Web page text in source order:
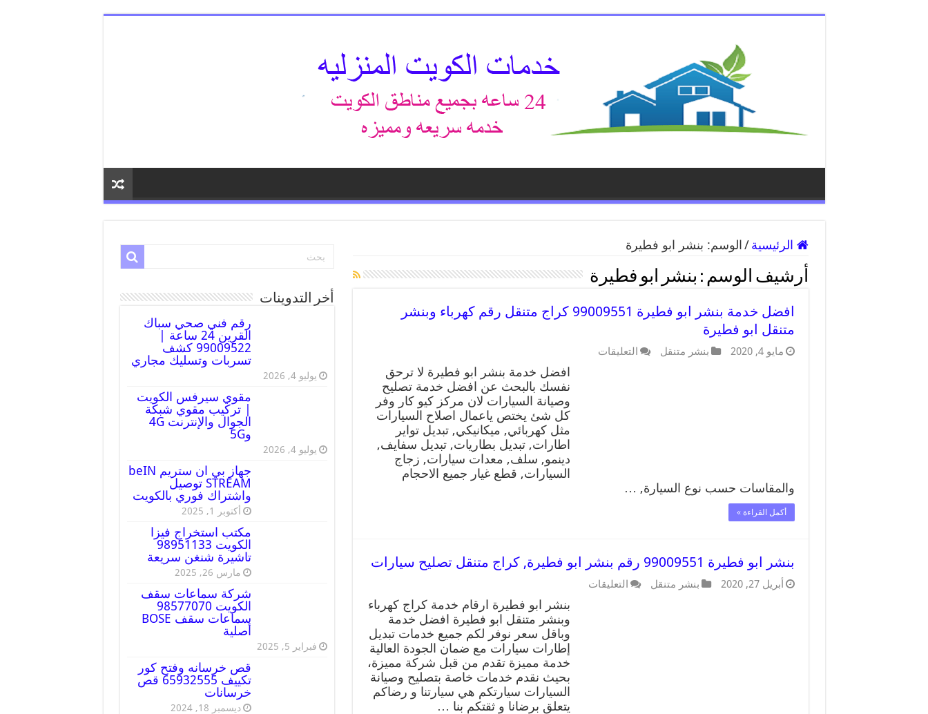
الرئيسية / الوسم: بنشر ابو فطيرة
أرشيف الوسم : بنشر ابو فطيرة
افضل خدمة بنشر ابو فطيرة 99009551 كراج متنقل رقم كهرباء وبنشر
متنقل ابو فطيرة
مايو 4, 2020 بنشر متنقل التعليقات
افضل خدمة بنشر ابو فطيرة لا ترحق
نفسك بالبحث عن افضل خدمة تصليح
وصيانة السيارات لان مركز كيو كار وفر
كل شئ يختص ياعمال اصلاح السيارات
مثل كهربائي, ميكانيكي, تبديل تواير
اطارات, تبديل بطاريات, تبديل سفايف,
دينمو, سلف, معدات سيارات, زجاج
السيارات, قطع غيار جميع الاحجام
والمقاسات حسب نوع السيارة, …
أكمل القراءة »
بنشر ابو فطيرة 99009551 رقم بنشر ابو فطيرة, كراج متنقل تصليح سيارات
أبريل 27, 2020 بنشر متنقل التعليقات
بنشر ابو فطيرة ارقام خدمة كراج كهرباء
وبنشر متنقل ابو فطيرة افضل خدمة
وباقل سعر نوفر لكم جميع خدمات تبديل
إطارات سيارات مع ضمان الجودة العالية
خدمة مميزة تقدم من قبل شركة مميزة،
بحيث نقدم خدمات خاصة بتصليح وصيانة
السيارات سيارتكم هي سيارتنا و رضاكم
يتعلق برضانا و ثقتكم بنا …
أخر التدوينات
رقم فني صحي سباك
القرين 24 ساعة |
99009522 كشف
تسربات وتسليك مجاري
يوليو 4, 2026
مقوي سيرفس الكويت
| تركيب مقوي شبكة
الجوال والإنترنت 4G
و5G
يوليو 4, 2026
جهاز بي ان ستريم beIN
STREAM توصيل
واشتراك فوري بالكويت
أكتوبر 1, 2025
مكتب استخراج فيزا
الكويت 98951133
تاشيرة شنغن سريعة
مارس 26, 2025
شركة سماعات سقف
الكويت 98577070
سماعات سقف BOSE
أصلية
فبراير 5, 2025
قص خرسانه وفتح كور
تكييف 65932555 قص
خرسانات
ديسمبر 18, 2024